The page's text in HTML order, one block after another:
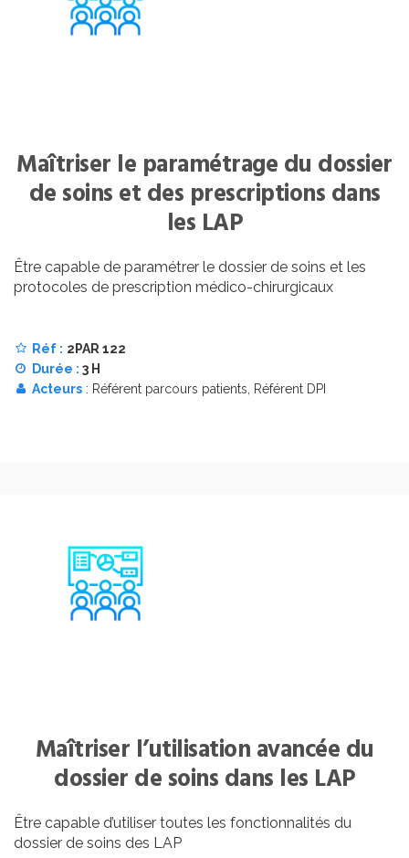
Maîtriser le paramétrage du dossier
de soins et des prescriptions dans
les LAP
Être capable de paramétrer le dossier de soins et les
protocoles de prescription médico-chirurgicaux
Réf : 2PAR 122
Durée : 3 H
Acteurs : Référent parcours patients, Référent DPI
Maîtriser l’utilisation avancée du
dossier de soins dans les LAP
Être capable d’utiliser toutes les fonctionnalités du
dossier de soins des LAP